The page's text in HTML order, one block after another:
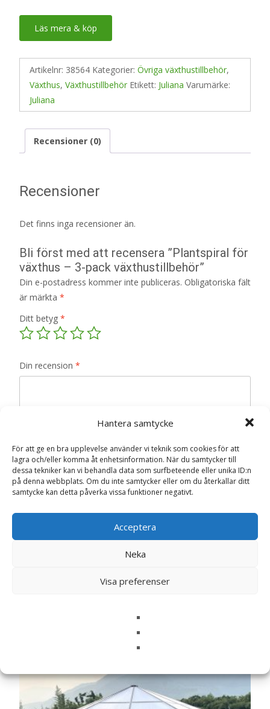
Hantera samtycke
För att ge en bra upplevelse använder vi teknik som cookies för att
lagra och/eller komma åt enhetsinformation. När du samtycker till
dessa tekniker kan vi behandla data som surfbeteende eller unika ID:n
på denna webbplats. Om du inte samtycker eller om du återkallar ditt
samtycke kan detta påverka vissa funktioner negativt.
Acceptera
Neka
Visa preferenser
Läs mera & köp
Artikelnr: 38564 Kategorier: Övriga växthustillbehör,
Växthus, Växthustillbehör Etikett: Juliana Varumärke:
Juliana
Recensioner (0)
Recensioner
Det finns inga recensioner än.
Bli först med att recensera ”Plantspiral för
växthus – 3-pack växthustillbehör”
Din e-postadress kommer inte publiceras. Obligatoriska fält
är märkta *
Ditt betyg *
Din recension *
E-post*
Spara mitt namn, min e-postadress och webbplats i